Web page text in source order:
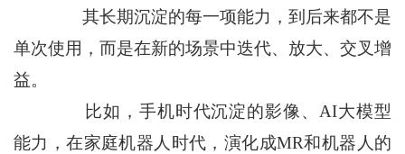
其长期沉淀的每一项能力，到后来都不是
单次使用，而是在新的场景中迭代、放大、交叉增
益。
比如，手机时代沉淀的影像、AI大模型
能力，在家庭机器人时代，演化成MR和机器人的